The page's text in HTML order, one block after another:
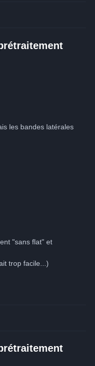
les bandes latérales
"sans flat" et
trop facile...)